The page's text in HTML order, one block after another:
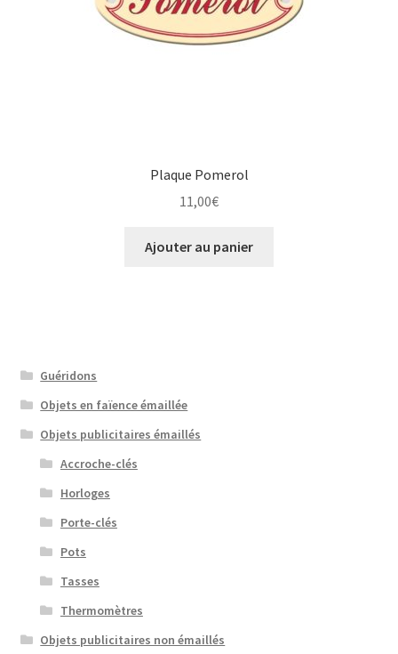
Plaque Pomerol
11,00€
Ajouter au panier
Guéridons
Objets en faïence émaillée
Objets publicitaires émaillés
Accroche-clés
Horloges
Porte-clés
Pots
Tasses
Thermomètres
Objets publicitaires non émaillés